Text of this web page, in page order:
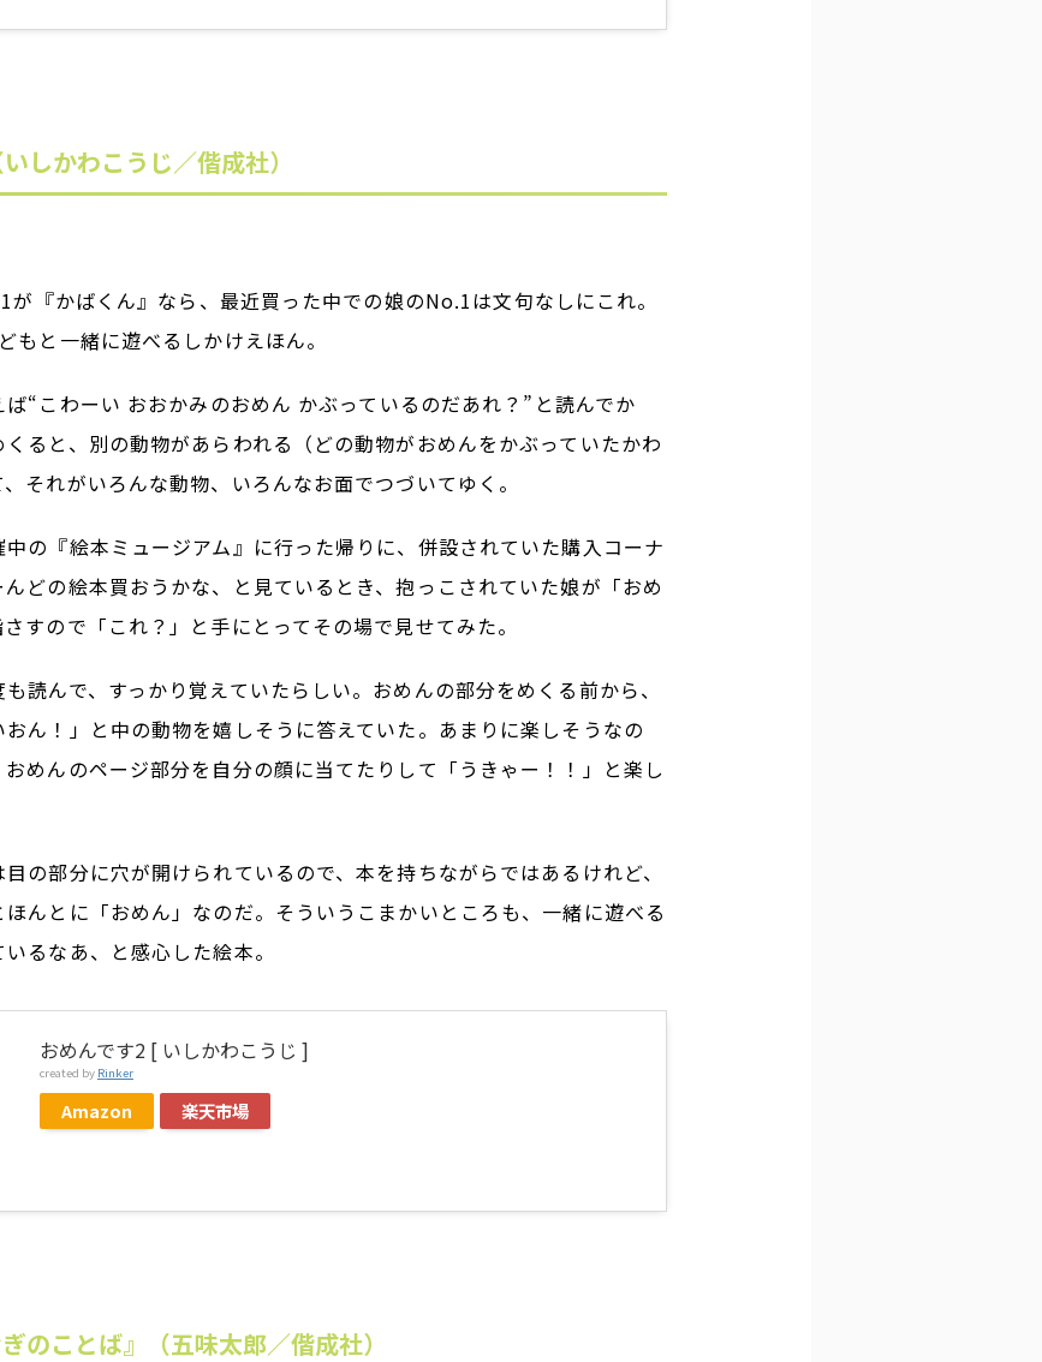
しかわこうじ／偕成社）
『かばくん』なら、最近買った中での娘のNo.1は文句なしにこれ。
もと一緒に遊べるしかけえほん。
“こわーい おおかみのおめん かぶっているのだあれ？”と読んでか
ると、別の動物があらわれる（どの動物がおめんをかぶっていたかわ
それがいろんな動物、いろんなお面でつづいてゆく。
の『絵本ミュージアム』に行った帰りに、併設されていた購入コーナ
どの絵本買おうかな、と見ているとき、抱っこされていた娘が「おめ
すので「これ？」と手にとってその場で見せてみた。
読んで、すっかり覚えていたらしい。おめんの部分をめくる前から、
おん！」と中の動物を嬉しそうに答えていた。あまりに楽しそうなの
めんのページ部分を自分の顔に当てたりして「うきゃー！！」と楽し
の部分に穴が開けられているので、本を持ちながらではあるけれど、
んとに「おめん」なのだ。そういうこまかいところも、一緒に遊べる
るなあ、と感心した絵本。
おめんです2 [ いしかわこうじ ]
created by Rinker
Amazon 楽天市場
のことば』（五味太郎／偕成社）